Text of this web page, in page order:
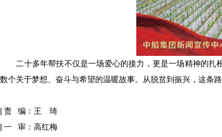
二十多年帮扶不仅是一场爱心的接力，更是一场精神的扎
数个关于梦想、奋斗与希望的温暖故事。从脱贫到振兴，这条
| 责 编：王 琦
| 一 审：高红梅